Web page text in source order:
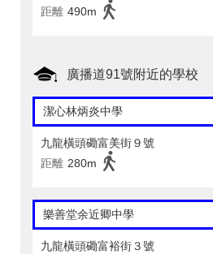
距離 490m
廣播道91號附近的學校
潔心林炳炎中學
九龍橫頭磡富美街９號
距離 280m
樂善堂余近卿中學
九龍橫頭磡富裕街３號